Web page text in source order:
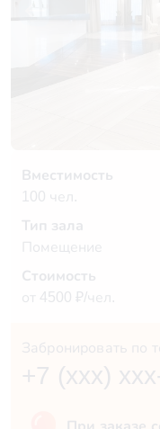
Вместимость
100 чел.
Тип зала
Помещение
Стоимость
от 4500 ₽/чел.
Забронировать по
+7 (xxx)
При заказе